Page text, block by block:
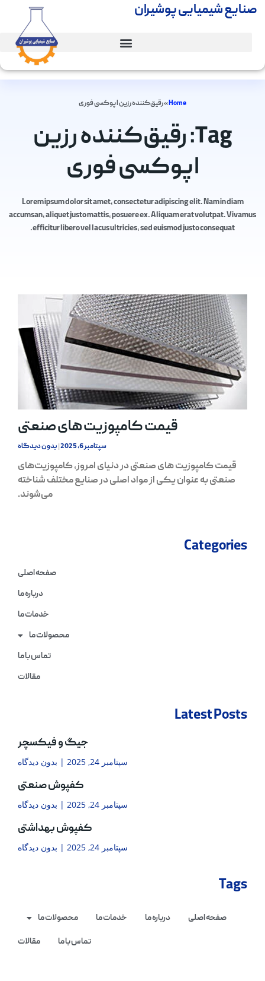
صنایع شیمیایی پوشیران
Home
»رقیق‌کننده رزین اپوکسی فوری
Tag: رقیق‌کننده رزین
اپوکسی فوری
Lorem ipsum dolor sit amet, consectetur adipiscing elit. Nam in diam
accumsan, aliquet justo mattis, posuere ex. Aliquam erat volutpat. Vivamus
efficitur libero vel lacus ultricies, sed euismod justo consequat.
قیمت کامپوزیت های صنعتی
سپتامبر 6, 2025 بدون دیدگاه
قیمت کامپوزیت های صنعتی در دنیای امروز، کامپوزیت‌های
صنعتی به عنوان یکی از مواد اصلی در صنایع مختلف شناخته
می‌شوند.
Categories
صفحه اصلی
درباره ما
خدمات ما
محصولات ما
تماس با ما
مقالات
Latest Posts
جیگ و فیکسچر
سپتامبر 24, 2025 بدون دیدگاه
کفپوش صنعتی
سپتامبر 24, 2025 بدون دیدگاه
کفپوش بهداشتی
سپتامبر 24, 2025 بدون دیدگاه
Tags
صفحه اصلی درباره ما خدمات ما
محصولات ما
تماس با ما
مقالات